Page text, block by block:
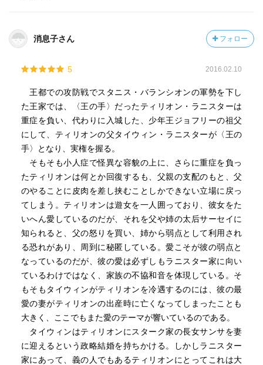
消息子さん フォロー
5 2016.02.10
王都での攻防戦でスタニス・バランシオンの軍勢を下し
た王家では、〈王の手〉だったティリオン・ラニスターは
重症を負い、代わりに入城した、少年王ジョフリーの祖父
にして、ティリオンの父タイウィン・ラニスターが〈王の
手〉となり、実権を握る。
そもそも小人症で怪異な容貌の上に、さらに重症を負っ
たティリオンは何とか回復するも、父親の支配のもと、父
のやることに皮肉を差し挟むことしかできない立場に戻っ
てしまう。ティリオンは遊女を一人囲っており、彼女をた
いへん愛しているのだが、それを父や姉の太后サーセイに
知られると、父の怒りを買い、姉から弱点として利用され
る恐れがあり、周到に秘匿している。愛こそが彼の弱点と
なっているのだが、彼の愛は必ずしもラニスター家に向い
ているわけではなく、家族の不協和音を体現している。そ
もそもタイウィンがティリオンを冷遇するのには、彼の最
愛の妻がティリオンの出産時に亡くなってしまったことも
大きく、ここでもまた愛のテーマが響いているのである。
タイウィンはティリオンにスターク家の長女サンサを妻
に迎えるという政略結婚を持ちかける。しかしラニスター
家にあって、義の人でもあるティリオンにとってこれは大